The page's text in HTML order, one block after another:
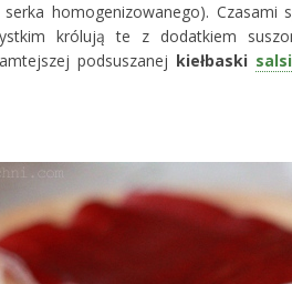
homogenizowanego).
królują te z dodatkiem
podsuszanej kiełbaski